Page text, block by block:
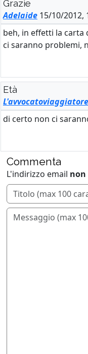
Grazie
Adelaide 15/10/2012,
beh, in effetti la
ci saranno problemi,
Età
L'avvocatoviaggiatore
di certo non ci
Commenta
L'indirizzo email non